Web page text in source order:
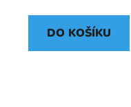
DO KOŠÍKU